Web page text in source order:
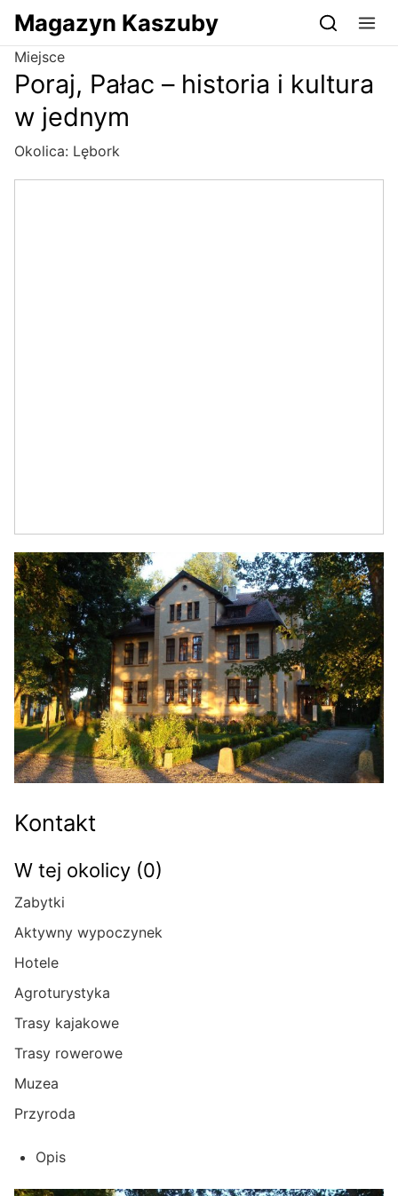
Przejdź do serwisu magazynkaszuby.pl
Magazyn Kaszuby
Miejsce
Poraj, Pałac – historia i kultura
w jednym
Okolica: Lębork
Kontakt
W tej okolicy (0)
Zabytki
Aktywny wypoczynek
Hotele
Agroturystyka
Trasy kajakowe
Trasy rowerowe
Muzea
Przyroda
Opis